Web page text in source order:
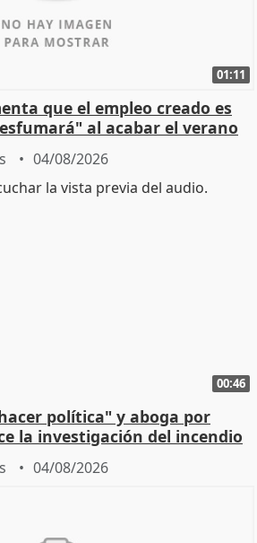
01:11
que el empleo creado es
al acabar el verano
04/08/2026
00:46
política" y aboga por
la investigación del incendio
04/08/2026